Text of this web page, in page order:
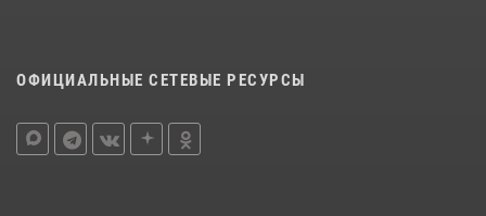
ОФИЦИАЛЬНЫЕ СЕТЕВЫЕ РЕСУРСЫ